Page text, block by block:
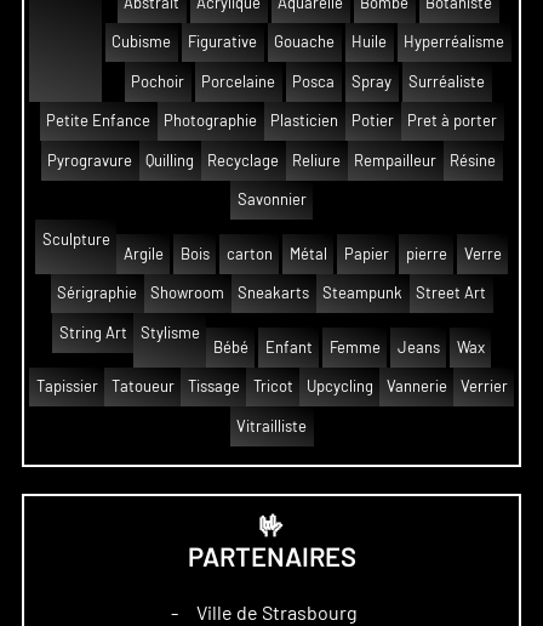
Cubisme Figurative Gouache Huile Hyperréalisme
Pochoir Porcelaine Posca Spray Surréaliste
Petite Enfance Photographie Plasticien Potier Pret à porter
Pyrogravure Quilling Recyclage Reliure Rempailleur Résine
Savonnier
Sculpture
Argile
Bois carton Métal Papier pierre Verre
Sérigraphie Showroom Sneakarts Steampunk Street Art
String Art
Stylisme
Bébé
Enfant Femme Jeans Wax
Tapissier Tatoueur Tissage Tricot Upcycling Vannerie Verrier
Vitrailliste
🤟
PARTENAIRES
– Ville de Strasbourg